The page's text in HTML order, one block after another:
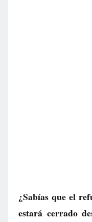
¿Sabías que el
estará cerrado